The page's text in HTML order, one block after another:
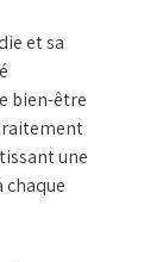
et sa
bien-être
une